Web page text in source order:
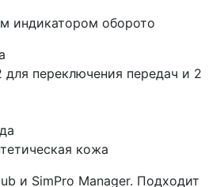
индикатором оборото
для переключения передач и 2
кожа
и SimPro Manager. Подходит